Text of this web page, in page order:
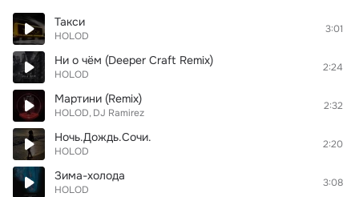
Такси
HOLOD
3:01
Ни о чём (Deeper Craft Remix)
HOLOD
2:24
Мартини (Remix)
HOLOD DJ Ramirez
2:32
Ночь.Дождь.Сочи.
HOLOD
2:20
Зима-холода
HOLOD
3:08